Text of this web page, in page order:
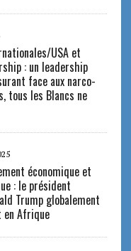
USA et
: un leadership
face aux narco-
tous les Blancs ne
économique et
: le président
Trump globalement
en Afrique